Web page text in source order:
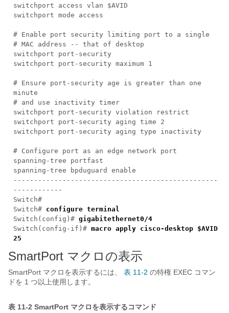
switchport access vlan $AVID
switchport mode access
# Enable port security limiting port to a single
# MAC address -- that of desktop
switchport port-security
switchport port-security maximum 1
# Ensure port-security age is greater than one
minute
# and use inactivity timer
switchport port-security violation restrict
switchport port-security aging time 2
switchport port-security aging type inactivity
# Configure port as an edge network port
spanning-tree portfast
spanning-tree bpduguard enable
--------------------------------------------------
------------
Switch#
Switch# configure terminal
Switch(config)# gigabitethernet0/4
Switch(config-if)# macro apply cisco-desktop $AVID
25
SmartPort マクロの表示
SmartPort マクロを表示するには、 表 11-2 の特権 EXEC コマン
ドを 1 つ以上使用します。
表 11-2 SmartPort マクロを表示するコマンド